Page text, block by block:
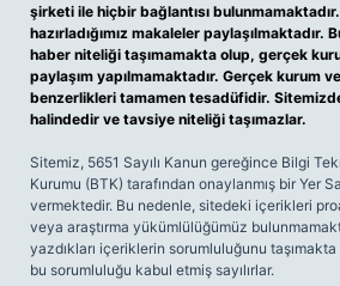
şirketi ile hiçbir bağlantısı
hazırladığımız makaleler paylaşılmaktadır.
haber niteliği taşımamakta olup, gerçek
paylaşım yapılmamaktadır. Gerçek kurum
benzerlikleri tamamen tesadüfidir.
halindedir ve tavsiye niteliği taşımazlar.
Sitemiz, 5651 Sayılı Kanun gereğince Bilgi
Kurumu (BTK) tarafından onaylanmış bir Yer
vermektedir. Bu nedenle, sitedeki içerikleri
veya araştırma yükümlülüğümüz
yazdıkları içeriklerin sorumluluğunu
bu sorumluluğu kabul etmiş sayılırlar.